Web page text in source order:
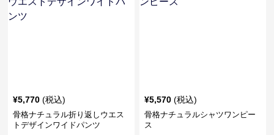
¥5,770 (税込)
骨格ナチュラル折り返しウエス
トデザインワイドパンツ
¥5,570 (税込)
骨格ナチュラルシャツワンピー
ス